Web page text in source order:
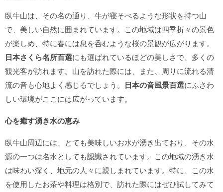
臥牛山は、その名の通り、牛が寝そべるような形状を持つ山
で、美しい自然に囲まれています。この地域は四季折々の景色
が楽しめ、特に春には息を呑むような桜の景観が広がります。
日本さくら名所百選にも選ばれているほどの美しさで、多くの
観光客が訪れます。山を訪れた際には、また、周りに流れる清
流の音も心地よく感じるでしょう。 日本の音風景百選にふさわ
しい環境がここには広がっています。
心を癒す湧き水の恵み
臥牛山周辺には、とても美味しいお水が湧き出ており、その水
源の一つは名水としても認識されています。この地域の湧き水
は味わい深く、地元の人々に親しまれています。特に、この水
を使用したお茶や料理は格別で、訪れた際にはぜひ試してみて